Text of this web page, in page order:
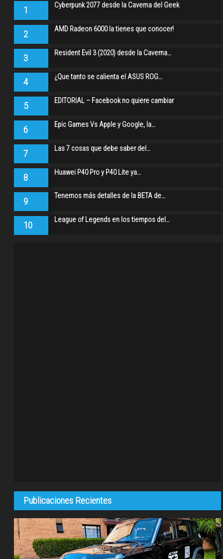
1 Cyberpunk 2077 desde la Caverna del Geek
2 AMD Radeon 6000 la tienes que conocer!
3 Resident Evil 3 (2020) desde la Caverna…
4 ¿Que tanto se calienta el ASUS ROG…
5 EDITORIAL – Facebook no quiere cambiar
6 Epic Games Vs Apple y Google, la…
7 Las 7 cosas que debe saber del…
8 Huawei P40 Pro y P40 Lite ya…
9 Tenemos más detalles de la BETA de…
10 League of Legends en los tiempos del…
Publicaciones Recientes